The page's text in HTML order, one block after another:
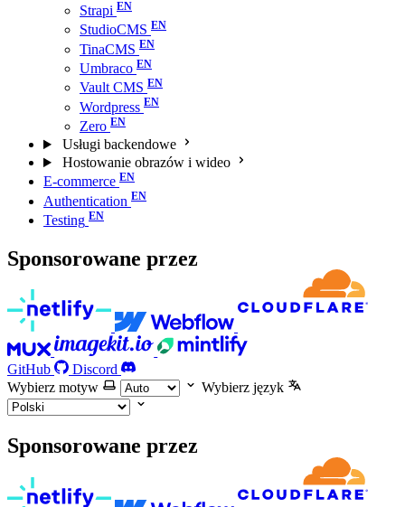
Strapi
StudioCMS
TinaCMS
Umbraco
Vault CMS
Wordpress
Zero
Usługi backendowe
Hostowanie obrazów i wideo
E-commerce
Authentication
Testing
Sponsorowane przez
GitHub
Discord
Wybierz motyw
Wybierz język
Sponsorowane przez